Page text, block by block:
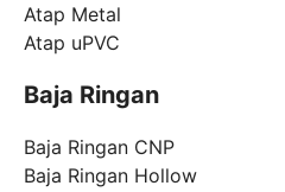
Atap Metal
Atap uPVC
Baja Ringan
Baja Ringan CNP
Baja Ringan Hollow